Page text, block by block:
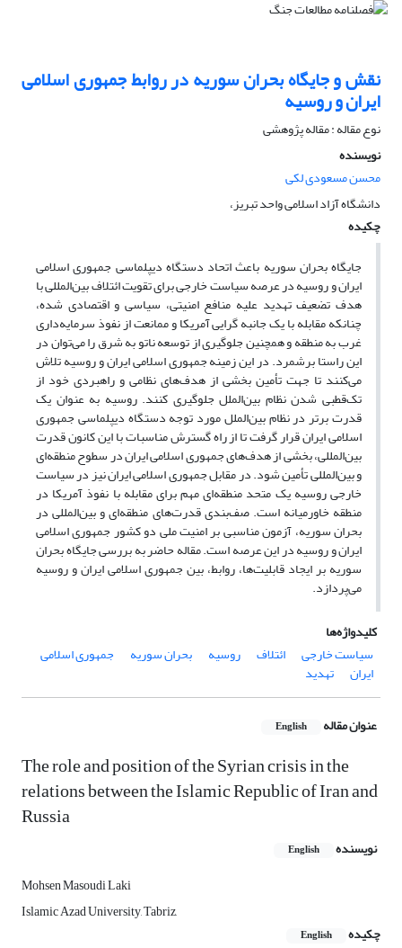
نقش و جایگاه بحران سوریه در روابط جمهوری اسلامی
ایران و روسیه
نوع مقاله : مقاله پژوهشی
نویسنده
محسن مسعودی لکی
دانشگاه آزاد اسلامی واحد تبریز،
چکیده
جایگاه بحران سوریه باعث اتحاد دستگاه دیپلماسی جمهوری اسلامی
ایران و روسیه در عرصه سیاست خارجی برای تقویت ائتلاف بین‌المللی با
هدف تضعیف تهدید علیه منافع امنیتی، سیاسی و اقتصادی شده،
چنانکه مقابله با یک جانبه ‌گرایی آمریکا و ممانعت از نفوذ سرمایه‌داری
غرب به منطقه و همچنین جلوگیری از توسعه ناتو به شرق را می‌توان در
این ‌راستا برشمرد. در این زمینه جمهوری اسلامی ایران و روسیه تلاش
می‌کنند تا جهت تأمین بخشی از هدف‌های نظامی و راهبردی خود از
تک‌قطبی شدن نظام بین‌الملل جلوگیری کنند. روسیه به عنوان یک
قدرت برتر در نظام بین‌الملل مورد توجه دستگاه دیپلماسی جمهوری
اسلامی ایران قرار گرفت تا از راه گسترش مناسبات با این کانون قدرت
بین‌المللی، بخشی از هدف‌های جمهوری اسلامی ایران در سطوح منطقه‌ای
و بین‌المللی تأمین شود. در مقابل جمهوری اسلامی ایران نیز در سیاست
خارجی روسیه یک متحد منطقه‌ای مهم برای مقابله با نفوذ آمریکا در
منطقه خاورمیانه است. صف‌بندی قدرت‌های منطقه‌ای و بین‌المللی در
بحران سوریه، آزمون مناسبی بر امنیت ملی دو کشور جمهوری اسلامی
ایران و روسیه در این عرصه است. مقاله حاضر به بررسی جایگاه بحران
سوریه بر ایجاد قابلیت‌ها، روابط، بین جمهوری اسلامی ایران و روسیه
می‌پردازد.
کلیدواژه‌ها
سیاست خارجی
ائتلاف روسیه بحران سوریه جمهوری اسلامی
ایران تهدید
عنوان مقاله English
The role and position of the Syrian crisis in the
relations between the Islamic Republic of Iran and
Russia
نویسنده English
Mohsen Masoudi Laki
Islamic Azad University, Tabriz,
چکیده
English